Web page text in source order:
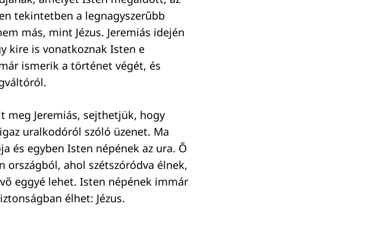
tekintetben a legnagyszerűbb
más, mint Jézus. Jeremiás idején
kire is vonatkoznak Isten e
ismerik a történet végét, és
meg Jeremiás, sejthetjük, hogy
uralkodóról szóló üzenet. Ma
és egyben Isten népének az ura. Ő
országból, ahol szétszóródva élnek,
eggyé lehet. Isten népének immár
élhet: Jézus.